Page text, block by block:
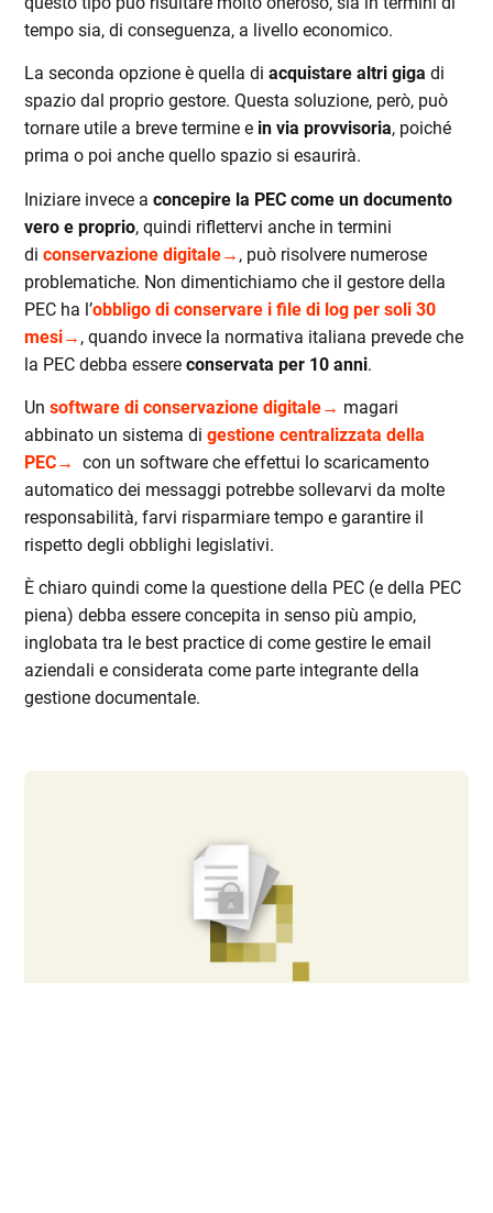
tempo sia, di conseguenza, a livello economico.
La seconda opzione è quella diacquistare altri giga di
spazio dal proprio gestore. Questa soluzione, però, può
tornare utile a breve termine e in via provvisoria, poiché
prima o poi anche quello spazio si esaurirà.
Iniziare invece aconcepire la PEC come un documento
vero e proprio, quindi riflettervi anche in termini
diconservazione digitale→ , può risolvere numerose
problematiche. Non dimentichiamo che il gestore della
PEC ha l’obbligo di conservare i file di log per soli 30
mesi→ , quando invece la normativa italiana prevede che
la PEC debba essereconservata per 10 anni.
Unsoftware di conservazione digitale→ magari
abbinato un sistema digestione centralizzata della
PEC→ con un software che effettui lo scaricamento
automatico dei messaggi potrebbe sollevarvi da molte
responsabilità, farvi risparmiare tempo e garantire il
rispetto degli obblighi legislativi.
È chiaro quindi come la questione della PEC (e della PEC
piena) debba essere concepita in senso più ampio,
inglobata tra le best practice di come gestire le email
aziendali e considerata come parte integrante della
gestione documentale.